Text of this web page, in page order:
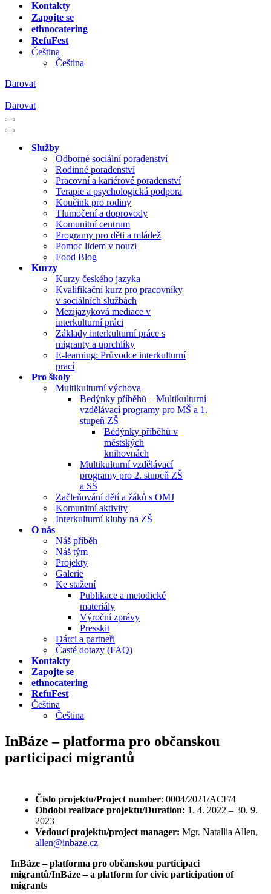
Kontakty
Zapojte se
ethnocatering
RefuFest
Čeština
Čeština
Darovat
Darovat
Služby
Odborné sociální poradenství
Rodinné poradenství
Pracovní a kariérové poradenství
Terapie a psychologická podpora
Koučink pro rodiny
Tlumočení a doprovody
Komunitní centrum
Programy pro děti a mládež
Pomoc lidem v nouzi
Food Blog
Kurzy
Kurzy českého jazyka
Kvalifikační kurz pro pracovníky
v sociálních službách
Mezijazyková mediace v
interkulturní práci
Základy interkulturní práce s
migranty a uprchlíky
E-learning: Průvodce interkulturní
prací
Pro školy
Multikulturní výchova
Bedýnky příběhů – Multikulturní
vzdělávací programy pro MŠ a 1.
stupeň ZŠ
Bedýnky příběhů v
městských
knihovnách
Multikulturní vzdělávací
programy pro 2. stupeň ZŠ
a SŠ
Začleňování dětí a žáků s OMJ
Komunitní aktivity
Interkulturní kluby na ZŠ
O nás
Náš příběh
Náš tým
Projekty
Galerie
Ke stažení
Publikace a metodické
materiály
Výroční zprávy
Presskit
Dárci a partneři
Časté dotazy (FAQ)
Kontakty
Zapojte se
ethnocatering
RefuFest
Čeština
Čeština
InBáze – platforma pro občanskou
participaci migrantů
Číslo projektu/Project number: 0004/2021/ACF/4
Období realizace projektu/Duration: 1. 4. 2022 – ⁠30. 9.
2023
Vedoucí projektu/project manager: Mgr. Natallia Allen,
allen@inbaze.cz
InBáze – platforma pro občanskou participaci
migrantů/InBáze – a platform for civic participation of
migrants